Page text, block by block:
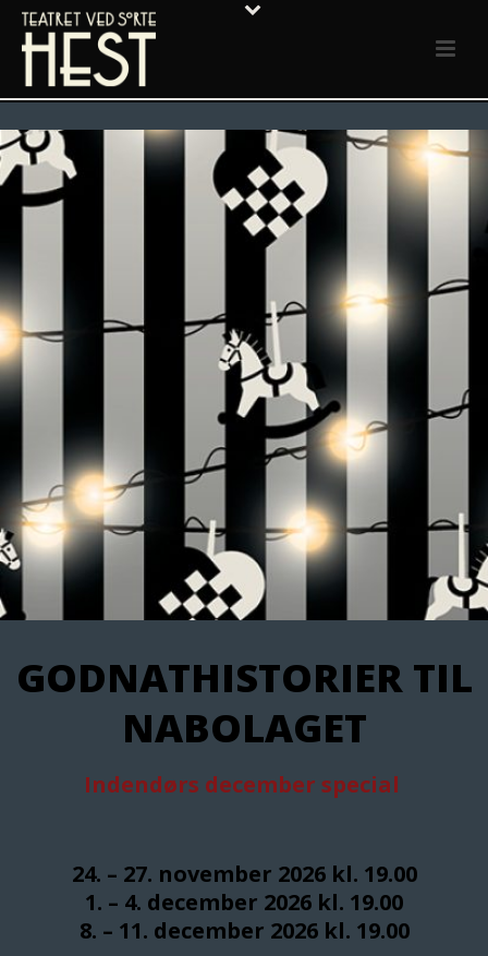
GODNATHISTORIER TIL
NABOLAGET
Indendørs december special
24. – 27. november 2026 kl. 19.00
1. – 4. december 2026 kl. 19.00
8. – 11. december 2026 kl. 19.00